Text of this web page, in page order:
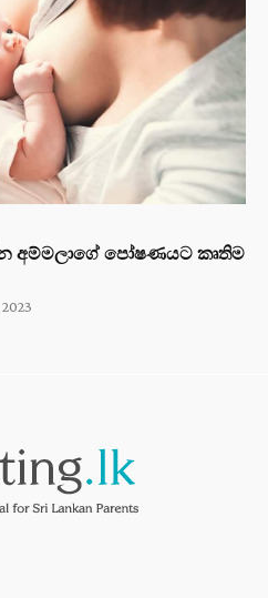
අම්මලාගේ පෝෂණයට කෘතිම